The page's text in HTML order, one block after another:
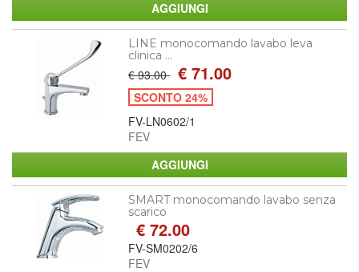
LINE monocomando lavabo leva
clinica ...
€ 93.00 € 71.00
SCONTO 24%
FV-LN0602/1
FEV
SMART monocomando lavabo senza
scarico
€ 72.00
FV-SM0202/6
FEV